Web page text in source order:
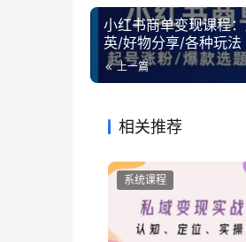
小红书商单变现课程
英/好物分享/各种玩法
上一篇
相关推荐
系统课程